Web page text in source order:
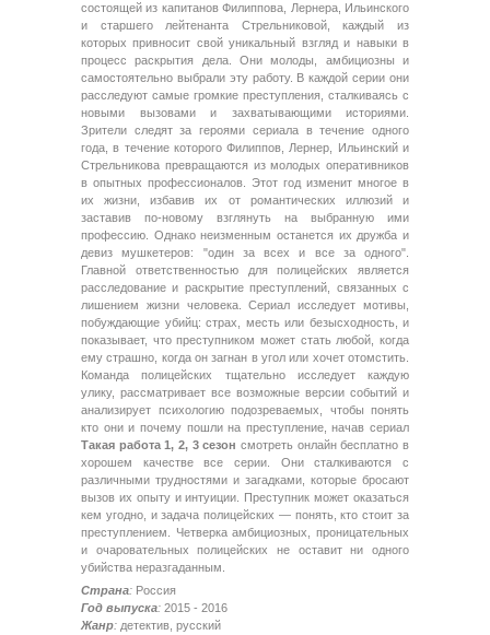
состоящей из капитанов Филиппова, Лернера, Ильинского
и старшего лейтенанта Стрельниковой, каждый из
которых привносит свой уникальный взгляд и навыки в
процесс раскрытия дела. Они молоды, амбициозны и
самостоятельно выбрали эту работу. В каждой серии они
расследуют самые громкие преступления, сталкиваясь с
новыми вызовами и захватывающими историями.
Зрители следят за героями сериала в течение одного
года, в течение которого Филиппов, Лернер, Ильинский и
Стрельникова превращаются из молодых оперативников
в опытных профессионалов. Этот год изменит многое в
их жизни, избавив их от романтических иллюзий и
заставив по-новому взглянуть на выбранную ими
профессию. Однако неизменным останется их дружба и
девиз мушкетеров: "один за всех и все за одного".
Главной ответственностью для полицейских является
расследование и раскрытие преступлений, связанных с
лишением жизни человека. Сериал исследует мотивы,
побуждающие убийц: страх, месть или безысходность, и
показывает, что преступником может стать любой, когда
ему страшно, когда он загнан в угол или хочет отомстить.
Команда полицейских тщательно исследует каждую
улику, рассматривает все возможные версии событий и
анализирует психологию подозреваемых, чтобы понять
кто они и почему пошли на преступление, начав сериал
Такая работа 1, 2, 3 сезон смотреть онлайн бесплатно в
хорошем качестве все серии. Они сталкиваются с
различными трудностями и загадками, которые бросают
вызов их опыту и интуиции. Преступник может оказаться
кем угодно, и задача полицейских — понять, кто стоит за
преступлением. Четверка амбициозных, проницательных
и очаровательных полицейских не оставит ни одного
убийства неразгаданным.
Страна: Россия
Год выпуска: 2015 - 2016
Жанр: детектив, русский